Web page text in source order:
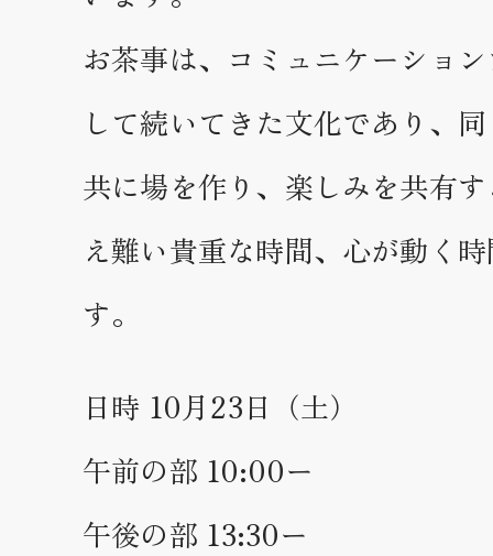
お茶事は、コミュニケーショ
して続いてきた文化であり、
共に場を作り、楽しみを共有
え難い貴重な時間、心が動く
す。
日時 10月23日（土）
午前の部 10:00ー
午後の部 13:30ー